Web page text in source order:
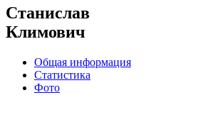
Станислав
Климович
Общая информация
Статистика
Фото